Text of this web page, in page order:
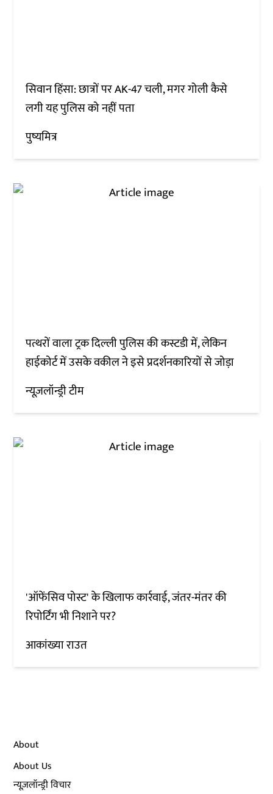
सिवान हिंसा: छात्रों पर AK-47 चली, मगर गोली कैसे
लगी यह पुलिस को नहीं पता
पुष्यमित्र
पत्थरों वाला ट्रक दिल्ली पुलिस की कस्टडी में, लेकिन
हाईकोर्ट में उसके वकील ने इसे प्रदर्शनकारियों से जोड़ा
न्यूज़लॉन्ड्री टीम
'ऑफेंसिव पोस्ट' के खिलाफ कार्रवाई, जंतर-मंतर की
रिपोर्टिंग भी निशाने पर?
आकांख्या राउत
About
About Us
न्यूज़लॉन्ड्री विचार